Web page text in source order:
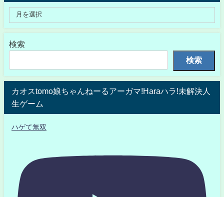
検索
検索
カオスtomo娘ちゃんねーるアーガマ!Haraハラ!未解決人
生ゲーム
ハゲて無双